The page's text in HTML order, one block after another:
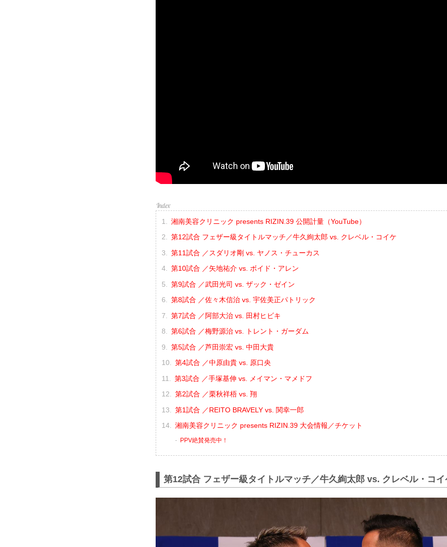
湘南美容クリニック presents RIZIN.39 公開計量（YouTube）
第12試合 フェザー級タイトルマッチ／牛久絢太郎 vs. クレベル・コイケ
第11試合 ／スダリオ剛 vs. ヤノス・チューカス
第10試合 ／矢地祐介 vs. ボイド・アレン
第9試合 ／武田光司 vs. ザック・ゼイン
第8試合 ／佐々木信治 vs. 宇佐美正パトリック
第7試合 ／阿部大治 vs. 田村ヒビキ
第6試合 ／梅野源治 vs. トレント・ガーダム
第5試合 ／芦田崇宏 vs. 中田大貴
第4試合 ／中原由貴 vs. 原口央
第3試合 ／手塚基伸 vs. メイマン・マメドフ
第2試合 ／栗秋祥梧 vs. 翔
第1試合 ／REITO BRAVELY vs. 関幸一郎
湘南美容クリニック presents RIZIN.39 大会情報／チケット
PPV絶賛発売中！
第12試合 フェザー級タイトルマッチ／牛久絢太郎 vs. クレベル・コイ